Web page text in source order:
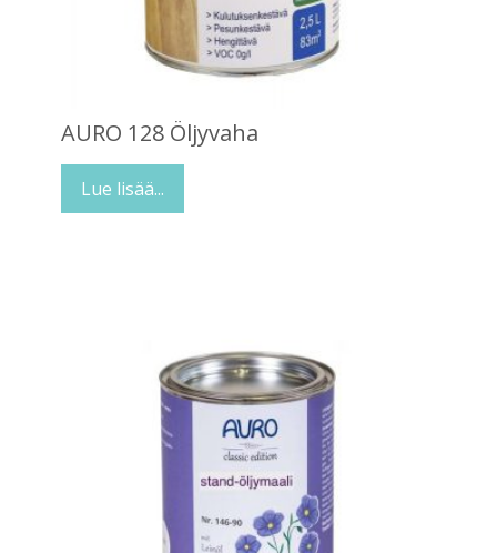
AURO 128 Öljyvaha
Lue lisää...